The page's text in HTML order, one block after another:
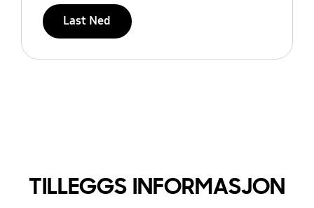
Last Ned
TILLEGGS INFORMASJON